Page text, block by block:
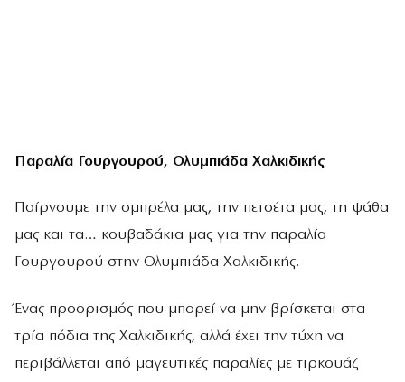
Παραλία Γουργουρού, Ολυμπιάδα Χαλκιδικής
Παίρνουμε την ομπρέλα μας, την πετσέτα μας, τη ψάθα
μας και τα… κουβαδάκια μας για την παραλία
Γουργουρού στην Ολυμπιάδα Χαλκιδικής.
Ένας προορισμός που μπορεί να μην βρίσκεται στα
τρία πόδια της Χαλκιδικής, αλλά έχει την τύχη να
περιβάλλεται από μαγευτικές παραλίες με τιρκουάζ